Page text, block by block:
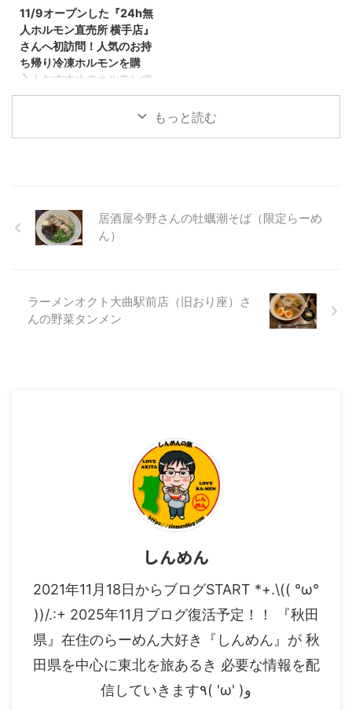
野菜の栽培の様子を見学できるの
で、とてもウキウキな気分で訪問
してきました！ 農事組合法人さ
んのご紹介 今回訪問させて頂い
た農事組合法人さんは、 農業組
＠taiyuina2022 さん ） 「太結
所と駐車場 とろり天使のわらび
11/9オープンした『24h無
人ホルモン直売所 横手店』
さんへ初訪問！人気のお持
ち帰り冷凍ホルモンを購
入！おすすめのホルモンで
す！
こんばんわ！しんめんのブログの
ご紹介は、大仙市神宮寺にありま
す ２４h無人ホルモン直売所
大仙神岡店さんでした。 前回の
人直売所は ２４h無人ホルモン
直売所 横手店さんです！ 2022
もっと読む
居酒屋今野さんの牡蠣潮そば（限定らーめ
ん）
ラーメンオクト大曲駅前店（旧おり座）さ
んの野菜タンメン
しんめん
2021年11月18日からブログSTART *+.\(( °ω°
))/.:+ 2025年11月ブログ復活予定！！ 『秋田
県』在住のらーめん大好き『しんめん』が 秋
田県を中心に東北を旅あるき 必要な情報を配
信していきます٩( 'ω' )و